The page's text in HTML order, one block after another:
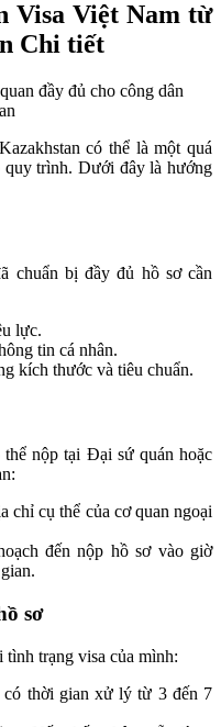
Visa Việt Nam từ
Chi tiết
có thể là một quá
quy trình. Dưới đây là hướng
chuẩn bị đầy đủ hồ sơ cần
lực.
tin cá nhân.
kích thước và tiêu chuẩn.
nộp tại Đại sứ quán hoặc
chỉ cụ thể của cơ quan ngoại
đến nộp hồ sơ vào giờ
sơ
tình trạng visa của mình:
có thời gian xử lý từ 3 đến 7